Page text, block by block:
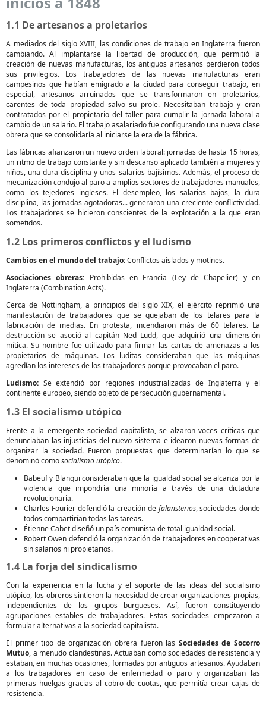
1.1 De artesanos a proletarios
A mediados del siglo XVIII, las condiciones de trabajo en Inglaterra fueron
cambiando. Al implantarse la libertad de producción, que permitió la
creación de nuevas manufacturas, los antiguos artesanos perdieron todos
sus privilegios. Los trabajadores de las nuevas manufacturas eran
campesinos que habían emigrado a la ciudad para conseguir trabajo, en
especial, artesanos arruinados que se transformaron en proletarios,
carentes de toda propiedad salvo su prole. Necesitaban trabajo y eran
contratados por el propietario del taller para cumplir la jornada laboral a
cambio de un salario. El trabajo asalariado fue configurando una nueva clase
obrera que se consolidaría al iniciarse la era de la fábrica.
Las fábricas afianzaron un nuevo orden laboral: jornadas de hasta 15 horas,
un ritmo de trabajo constante y sin descanso aplicado también a mujeres y
niños, una dura disciplina y unos salarios bajísimos. Además, el proceso de
mecanización condujo al paro a amplios sectores de trabajadores manuales,
como los tejedores ingleses. El desempleo, los salarios bajos, la dura
disciplina, las jornadas agotadoras... generaron una creciente conflictividad.
Los trabajadores se hicieron conscientes de la explotación a la que eran
sometidos.
1.2 Los primeros conflictos y el ludismo
Cambios en el mundo del trabajo:Conflictos aislados y motines.
Asociaciones obreras: Prohibidas en Francia (Ley de Chapelier) y en
Inglaterra (Combination Acts).
Cerca de Nottingham, a principios del siglo XIX, el ejército reprimió una
manifestación de trabajadores que se quejaban de los telares para la
fabricación de medias. En protesta, incendiaron más de 60 telares. La
destrucción se asoció al capitán Ned Ludd, que adquirió una dimensión
mítica. Su nombre fue utilizado para firmar las cartas de amenazas a los
propietarios de máquinas. Los luditas consideraban que las máquinas
agredían los intereses de los trabajadores porque provocaban el paro.
Ludismo: Se extendió por regiones industrializadas de Inglaterra y el
continente europeo, siendo objeto de persecución gubernamental.
1.3 El socialismo utópico
Frente a la emergente sociedad capitalista, se alzaron voces críticas que
denunciaban las injusticias del nuevo sistema e idearon nuevas formas de
organizar la sociedad. Fueron propuestas que determinarían lo que se
denominó comosocialismo utópico.
Babeuf y Blanqui consideraban que la igualdad social se alcanza por la
violencia que impondría una minoría a través de una dictadura
revolucionaria.
Charles Fourier defendió la creación de falansterios, sociedades donde
todos compartirían todas las tareas.
Étienne Cabet diseñó un país comunista de total igualdad social.
Robert Owen defendió la organización de trabajadores en cooperativas
sin salarios ni propietarios.
1.4 La forja del sindicalismo
Con la experiencia en la lucha y el soporte de las ideas del socialismo
utópico, los obreros sintieron la necesidad de crear organizaciones propias,
independientes de los grupos burgueses. Así, fueron constituyendo
agrupaciones estables de trabajadores. Estas sociedades empezaron a
formular alternativas a la sociedad capitalista.
El primer tipo de organización obrera fueron las Sociedades de Socorro
Mutuo, a menudo clandestinas. Actuaban como sociedades de resistencia y
estaban, en muchas ocasiones, formadas por antiguos artesanos. Ayudaban
a los trabajadores en caso de enfermedad o paro y organizaban las
primeras huelgas gracias al cobro de cuotas, que permitía crear cajas de
resistencia.